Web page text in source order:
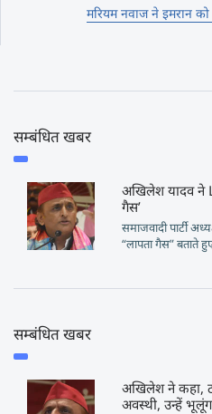
मरियम नवाज ने इमरान
सम्बंधित खबर
अखिलेश यादव ने
गैस’
समाजवादी पार्टी
“लापता गैस” बताते
सम्बंधित खबर
अखिलेश ने कहा,
अवस्थी, उन्हें